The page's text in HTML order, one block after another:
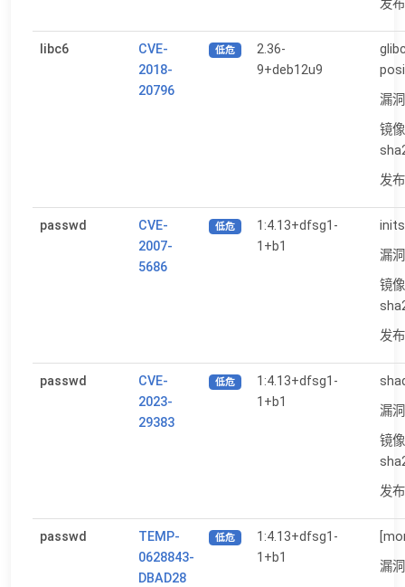
发
libc6
CVE-
2018-
20796
低危
2.36-
9+deb12u9
漏
镜
发
passwd
CVE-
2007-
5686
低危
1:4.13+dfsg1-
1+b1
漏
镜
发
passwd
CVE-
2023-
29383
低危
1:4.13+dfsg1-
1+b1
漏
镜
发
passwd
TEMP-
0628843-
DBAD28
低危
1:4.13+dfsg1-
1+b1
漏